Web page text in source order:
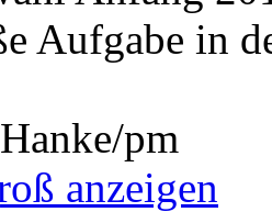
Aufgabe in
pm
anzeigen